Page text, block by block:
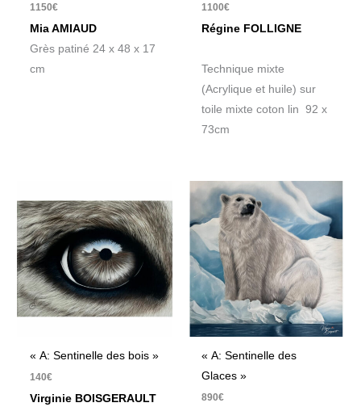
1150€
Mia AMIAUD
Grès patiné 24 x 48 x 17
cm
1100€
Régine FOLLIGNE
Technique mixte
(Acrylique et huile) sur
toile mixte coton lin 92 x
73cm
« A: Sentinelle des bois »
140€
Virginie BOISGERAULT
« A: Sentinelle des
Glaces »
890€